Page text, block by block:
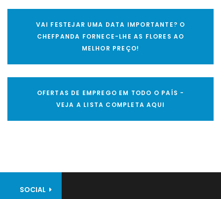
VAI FESTEJAR UMA DATA IMPORTANTE? O
CHEFPANDA FORNECE-LHE AS FLORES AO
MELHOR PREÇO!
OFERTAS DE EMPREGO EM TODO O PAÍS -
VEJA A LISTA COMPLETA AQUI
SOCIAL